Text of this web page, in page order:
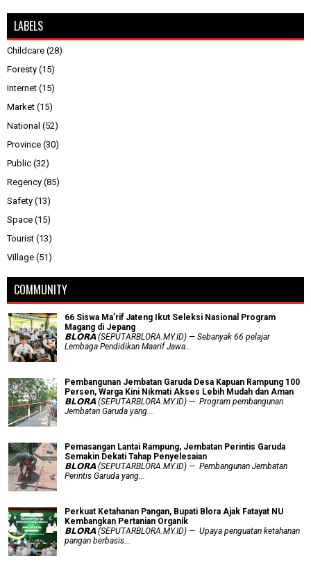
LABELS
Childcare (28)
Foresty (15)
Internet (15)
Market (15)
National (52)
Province (30)
Public (32)
Regency (85)
Safety (13)
Space (15)
Tourist (13)
Village (51)
COMMUNITY
66 Siswa Ma’rif Jateng Ikut Seleksi Nasional Program
Magang di Jepang
𝗕𝗟𝗢𝗥𝗔 (SEPUTARBLORA.MY.ID) — Sebanyak 66 pelajar
Lembaga Pendidikan Maarif Jawa...
Pembangunan Jembatan Garuda Desa Kapuan Rampung 100
Persen, Warga Kini Nikmati Akses Lebih Mudah dan Aman
𝗕𝗟𝗢𝗥𝗔 (SEPUTARBLORA.MY.ID) — Program pembangunan
Jembatan Garuda yang...
Pemasangan Lantai Rampung, Jembatan Perintis Garuda
Semakin Dekati Tahap Penyelesaian
𝗕𝗟𝗢𝗥𝗔 (SEPUTARBLORA.MY.ID) — Pembangunan Jembatan
Perintis Garuda yang...
​Perkuat Ketahanan Pangan, Bupati Blora Ajak Fatayat NU
Kembangkan Pertanian Organik
𝗕𝗟𝗢𝗥𝗔 (SEPUTARBLORA.MY.ID) — Upaya penguatan ketahanan
pangan berbasis...